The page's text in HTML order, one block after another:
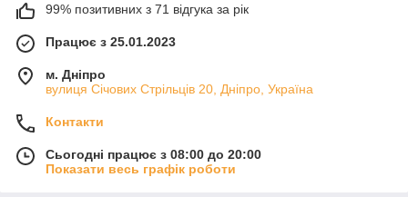
99% позитивних з 71 відгука за рік
Працює з 25.01.2023
м. Дніпро
вулиця Січових Стрільців 20, Дніпро, Україна
Контакти
Сьогодні працює з 08:00 до 20:00
Показати весь графік роботи